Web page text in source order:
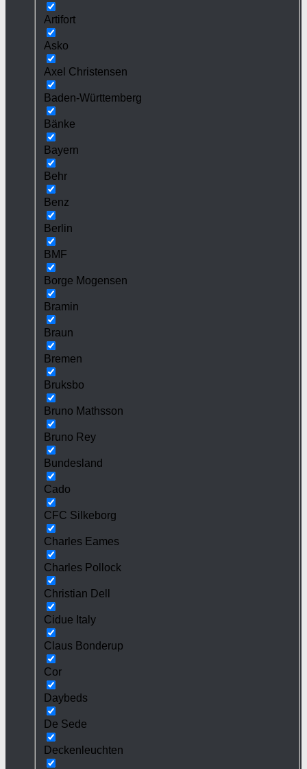
Artifort
Asko
Axel Christensen
Baden-Württemberg
Bänke
Bayern
Behr
Benz
Berlin
BMF
Borge Mogensen
Bramin
Braun
Bremen
Bruksbo
Bruno Mathsson
Bruno Rey
Bundesland
Cado
CFC Silkeborg
Charles Eames
Charles Pollock
Christian Dell
Cidue Italy
Claus Bonderup
Cor
Daybeds
De Sede
Deckenleuchten